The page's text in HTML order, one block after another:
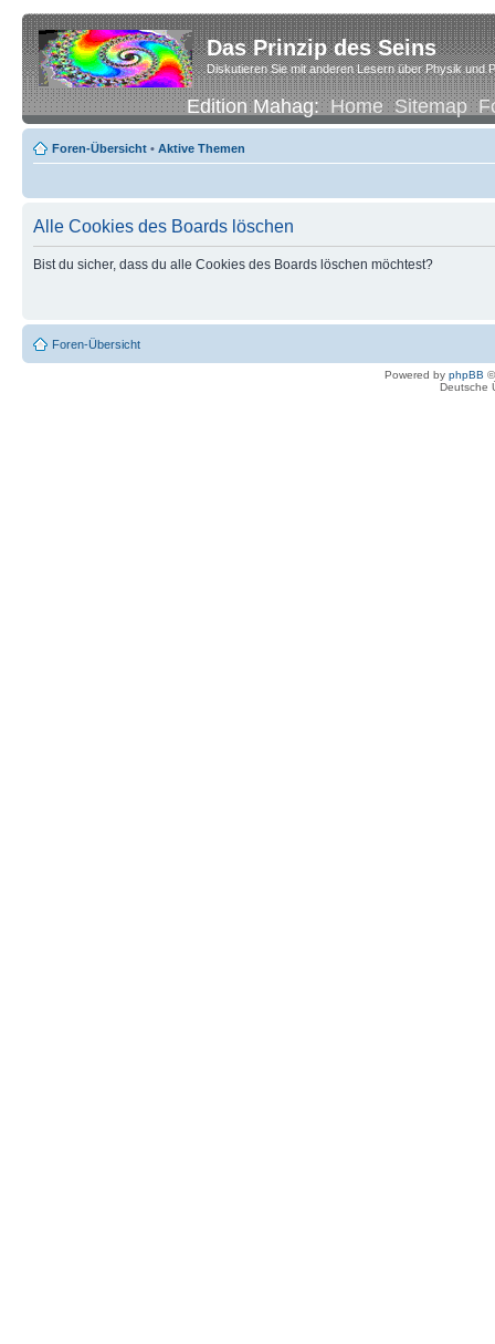
Das Prinzip des Seins
Diskutieren Sie mit anderen Lesern über Physik und
Edition Mahag:Home Sitemap
Foren-Übersicht • Aktive Themen
Alle Cookies des Boards löschen
Bist du sicher, dass du alle Cookies des Boards löschen möchtest?
Foren-Übersicht
Powered by phpBB
Deutsche